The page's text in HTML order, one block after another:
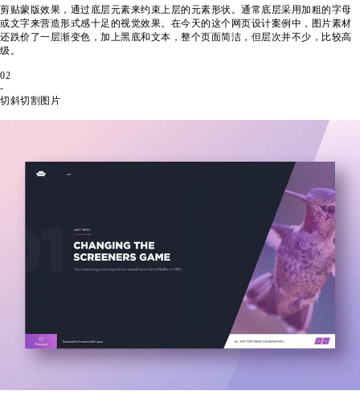
剪贴蒙版效果，通过底层元素来约束上层的元素形状。通常底层采用加粗的字母
或文字来营造形式感十足的视觉效果。在今天的这个网页设计案例中，图片素材
还跌价了一层渐变色，加上黑底和文本，整个页面简洁，但层次并不少，比较高
级。
02
-
切斜切割图片